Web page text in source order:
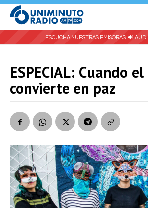
ESCUCHA NUESTRAS EMISORAS: 🔊
ESPECIAL: Cuando
convierte en paz